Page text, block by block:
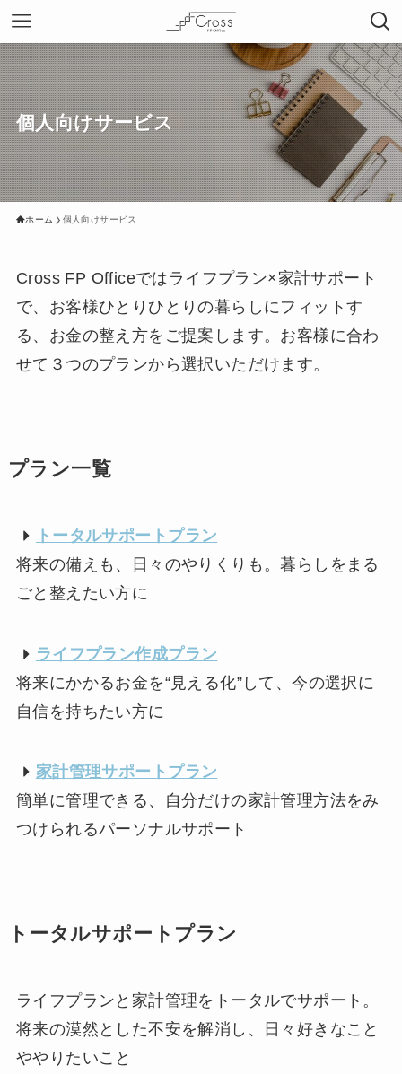
個人向けサービス
ホーム 個人向けサービス
Cross FP Officeではライフプラン×家計サポート
で、お客様ひとりひとりの暮らしにフィットす
る、お金の整え方をご提案します。お客様に合わ
せて３つのプランから選択いただけます。
プラン一覧
トータルサポートプラン
将来の備えも、日々のやりくりも。暮らしをまる
ごと整えたい方に
ライフプラン作成プラン
将来にかかるお金を“見える化”して、今の選択に
自信を持ちたい方に
家計管理サポートプラン
簡単に管理できる、自分だけの家計管理方法をみ
つけられるパーソナルサポート
トータルサポートプラン
ライフプランと家計管理をトータルでサポート。
将来の漠然とした不安を解消し、日々好きなこと
ややりたいこと